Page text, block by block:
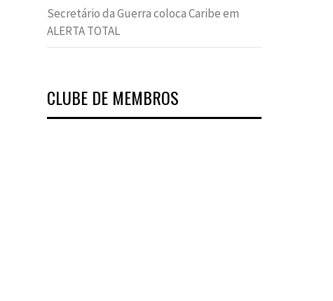
Secretário da Guerra coloca Caribe em
ALERTA TOTAL
CLUBE DE MEMBROS